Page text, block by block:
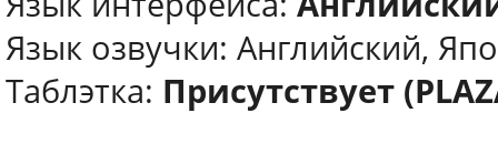
Язык озвучки: Английский,
Таблэтка: Присутствует